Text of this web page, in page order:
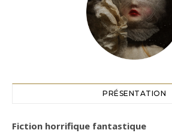
PRÉSENTATION
Fiction horrifique fantastique